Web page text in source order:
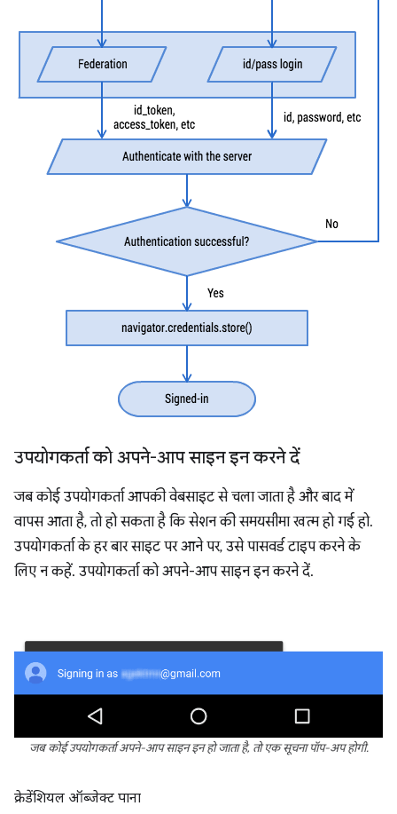
उपयोगकर्ता को अपने-आप साइन इन करने दें
जब कोई उपयोगकर्ता आपकी वेबसाइट से चला जाता है और बाद में
वापस आता है, तो हो सकता है कि सेशन की समयसीमा खत्म हो गई हो.
उपयोगकर्ता के हर बार साइट पर आने पर, उसे पासवर्ड टाइप करने के
लिए न कहें. उपयोगकर्ता को अपने-आप साइन इन करने दें.
जब कोई उपयोगकर्ता अपने-आप साइन इन हो जाता है, तो एक सूचना पॉप-अप होगी.
क्रेडेंशियल ऑब्जेक्ट पाना